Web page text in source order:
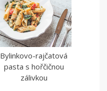
Bylinkovo-rajčatová
pasta s hořčičnou
zálivkou